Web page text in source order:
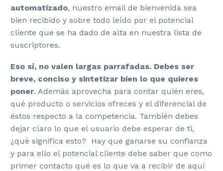
automatizado, nuestro email de bienvenida sea
bien recibido y sobre todo leído por el potencial
cliente que se ha dado de alta en nuestra lista de
suscriptores.
Eso sí, no valen largas parrafadas. Debes ser
breve, conciso y sintetizar bien lo que quieres
poner. Además aprovecha para contar quién eres,
qué producto o servicios ofreces y el diferencial de
éstos respecto a la competencia. También debes
dejar claro lo que el usuario debe esperar de ti,
¿qué significa esto? Hay que ganarse su confianza
y para ello el potencial cliente debe saber que como
primer contacto qué es lo que va a recibir de aquí